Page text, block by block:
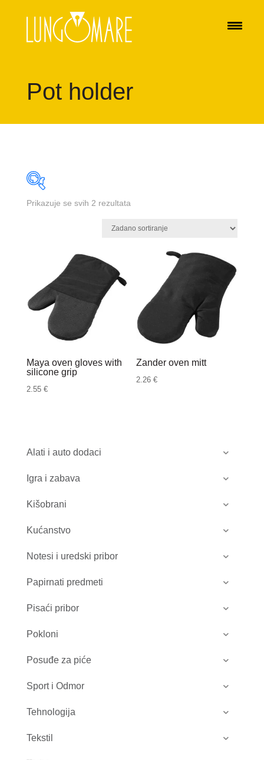
Pot holder
Alati i auto dodaci
Igra i zabava
Kišobrani
Kućanstvo
Notesi i uredski pribor
Papirnati predmeti
Pisaći pribor
Pokloni
Posuđe za piće
Sport i Odmor
Tehnologija
Tekstil
Prikazuje se svih 2 rezultata
Maya oven gloves with
silicone grip
2.55 €
Zander oven mitt
2.26€